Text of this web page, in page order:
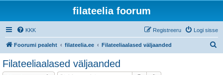
filateelia foorum
KKK Logi sisse
Registreeru
Foorumi pealeht filateelia.ee Filateeliaalased väljaanded
Filateeliaalased väljaanded